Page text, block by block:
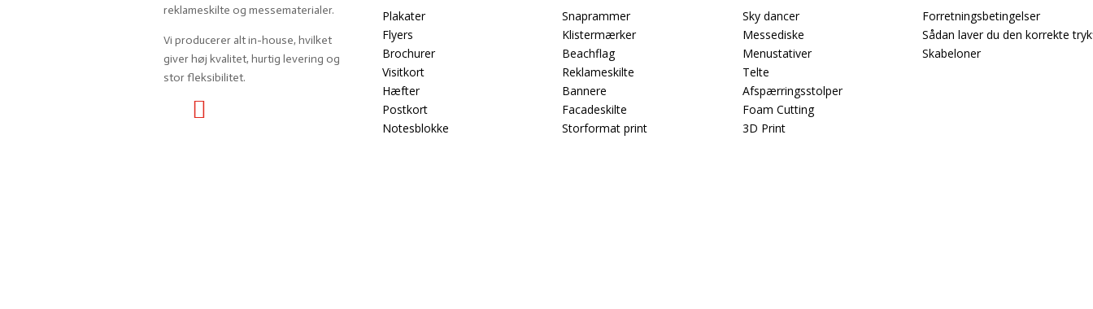
reklameskilte og messematerialer.
Vi producerer alt in-house, hvilket
giver høj kvalitet, hurtig levering og
stor fleksibilitet.

Plakater
Flyers
Brochurer
Visitkort
Hæfter
Postkort
Notesblokke
Snaprammer
Klistermærker
Beachflag
Reklameskilte
Bannere
Facadeskilte
Storformat print
Sky dancer
Messediske
Menustativer
Telte
Afspærringsstolper
Foam Cutting
3D Print
Forretningsbetingelser
Sådan laver du den korrekte
Skabeloner